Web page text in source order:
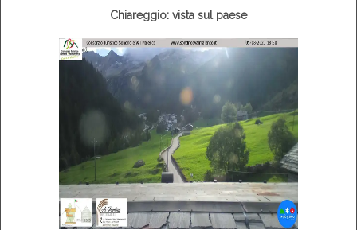
Chiareggio: vista sul paese